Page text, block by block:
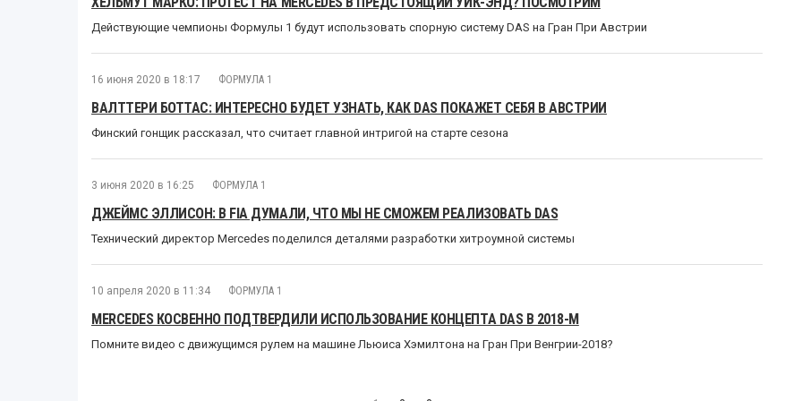
Действующие чемпионы Формулы 1 будут использовать спорную систему DAS на Гран При Австрии
16 июня 2020 в 18:17 ФОРМУЛА 1
ВАЛТТЕРИ БОТТАС: ИНТЕРЕСНО БУДЕТ УЗНАТЬ, КАК DAS ПОКАЖЕТ СЕБЯ В АВСТРИИ
Финский гонщик рассказал, что считает главной интригой на старте сезона
3 июня 2020 в 16:25 ФОРМУЛА 1
ДЖЕЙМС ЭЛЛИСОН: В FIA ДУМАЛИ, ЧТО МЫ НЕ СМОЖЕМ РЕАЛИЗОВАТЬ DAS
Технический директор Mercedes поделился деталями разработки хитроумной системы
10 апреля 2020 в 11:34 ФОРМУЛА 1
MERCEDES КОСВЕННО ПОДТВЕРДИЛИ ИСПОЛЬЗОВАНИЕ КОНЦЕПТА DAS В 2018-М
Помните видео с движущимся рулем на машине Льюиса Хэмилтона на Гран При Венгрии-2018?